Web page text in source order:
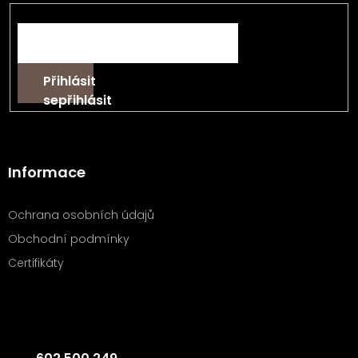
Přihlásit
se
Informace
Ochrana osobních údajů
Obchodní podmínky
Certifikáty